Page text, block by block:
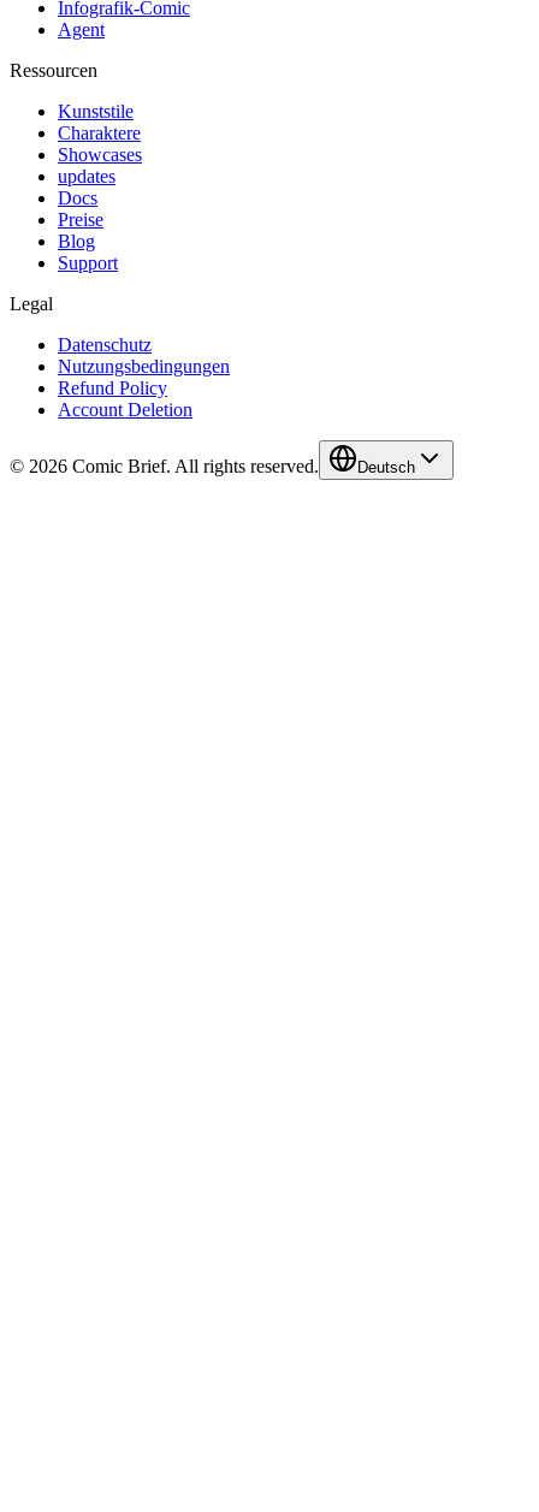
Infografik-Comic
Agent
Ressourcen
Kunststile
Charaktere
Showcases
updates
Docs
Preise
Blog
Support
Legal
Datenschutz
Nutzungsbedingungen
Refund Policy
Account Deletion
© 2026 Comic Brief. All rights reserved. Deutsch